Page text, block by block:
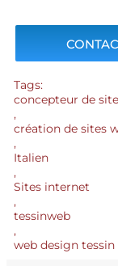
Tags:
concepteur de
,
création de sites
,
Italien
,
Sites internet
,
tessinweb
,
web design tessin